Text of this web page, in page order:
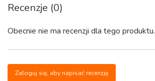
Start pracy:
od zaraz
Recenzje (0)
Obecnie nie ma recenzji dla tego produktu.
Zaloguj się, aby napisać recenzję